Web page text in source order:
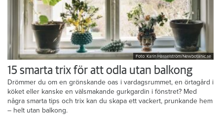
Foto: Karin Hasselström/Newbotanic.se
15 smarta trix för att odla utan balkong
Drömmer du om en grönskande oas i vardagsrummet, en örtagård i
köket eller kanske en välsmakande gurkgardin i fönstret? Med
några smarta tips och trix kan du skapa ett vackert, prunkande hem
– helt utan balkong.